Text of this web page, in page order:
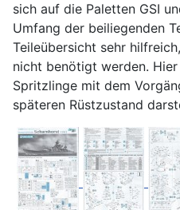
sich auf die Paletten GSI
Umfang der beiliegenden
Teileübersicht sehr
nicht benötigt werden.
Spritzlinge mit dem
späteren Rüstzustand